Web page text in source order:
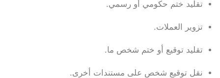
تقليد ختم حكومي أو رسمي.
تزوير العملات.
تقليد توقيع أو ختم شخص ما.
نقل توقيع شخص على مستندات أخرى.